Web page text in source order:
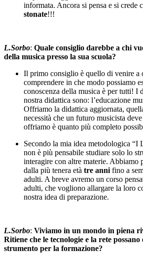
informata. Ancora si pensa e si crede
stonate!!!
L.Sorbo: Quale consiglio darebbe a chi
della musica presso la sua scuola?
Il primo consiglio è quello di venire a
comprendere in che modo possiamo
conoscenza della musica è per tutti! I
nostra didattica sono: l’educazione
Offriamo la didattica aggiornata,
necessità che un futuro musicista
offriamo è quanto più completo
Secondo la mia idea metodologica “I
non è più pensabile studiare solo lo
interagire con altre materie. Abbiamo
dalla più tenera età tre anni fino a
adulti. A breve avremo un corso
adulti, che vogliono allargare la loro
nostra idea di preparazione.
L.Sorbo: Viviamo in un mondo in piena
Ritiene che le tecnologie e la rete possano
strumento per la formazione?